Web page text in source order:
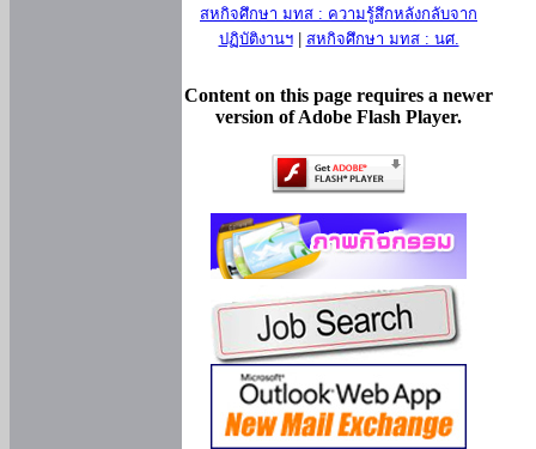
สหกิจศึกษา มทส : ความรู้สึกหลังกลับจาก
ปฏิบัติงานฯ| สหกิจศึกษา มทส : นศ.
Content on this page requires a newer
version of Adobe Flash Player.